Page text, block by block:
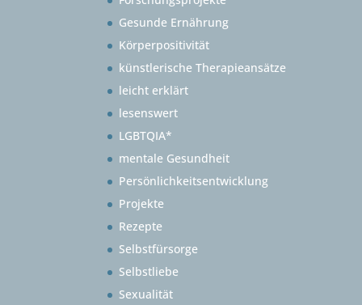
Gesunde Ernährung
Körperpositivität
künstlerische Therapieansätze
leicht erklärt
lesenswert
LGBTQIA*
mentale Gesundheit
Persönlichkeitsentwicklung
Projekte
Rezepte
Selbstfürsorge
Selbstliebe
Sexualität